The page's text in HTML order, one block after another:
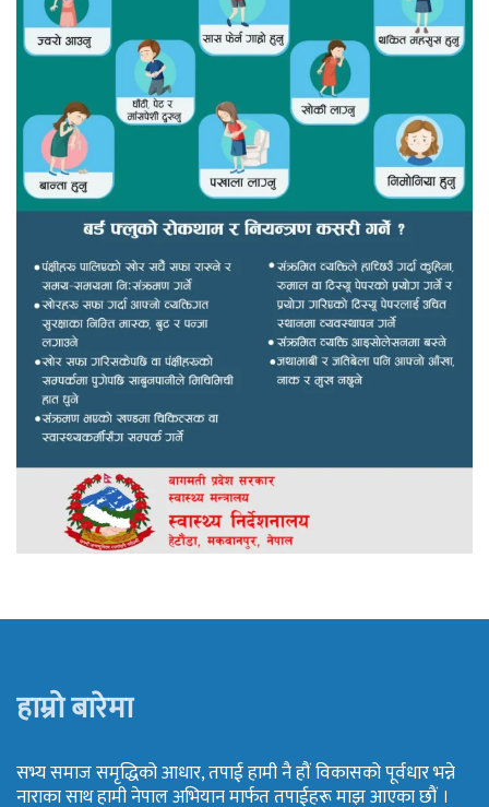
हाम्रो बारेमा
सभ्य समाज समृद्धिको आधार, तपाई हामी नै हौं विकासको पूर्वधार भन्ने
नाराका साथ हामी नेपाल अभियान मार्फत तपाईहरू माझ आएका छौं ।